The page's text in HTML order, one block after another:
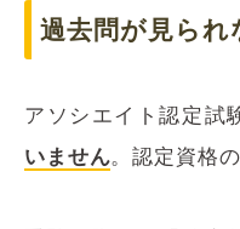
過去問が見られ
アソシエイト認定試
いません。認定資格